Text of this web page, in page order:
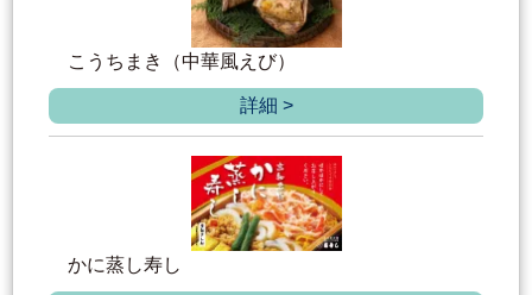
こうちまき（中華風えび）
詳細 >
かに蒸し寿し